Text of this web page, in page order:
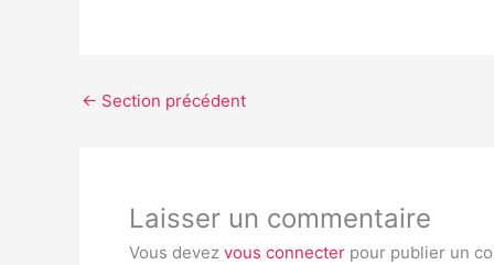
← Section précédent
Laisser un commentaire
Vous devez vous connecter pour publier un